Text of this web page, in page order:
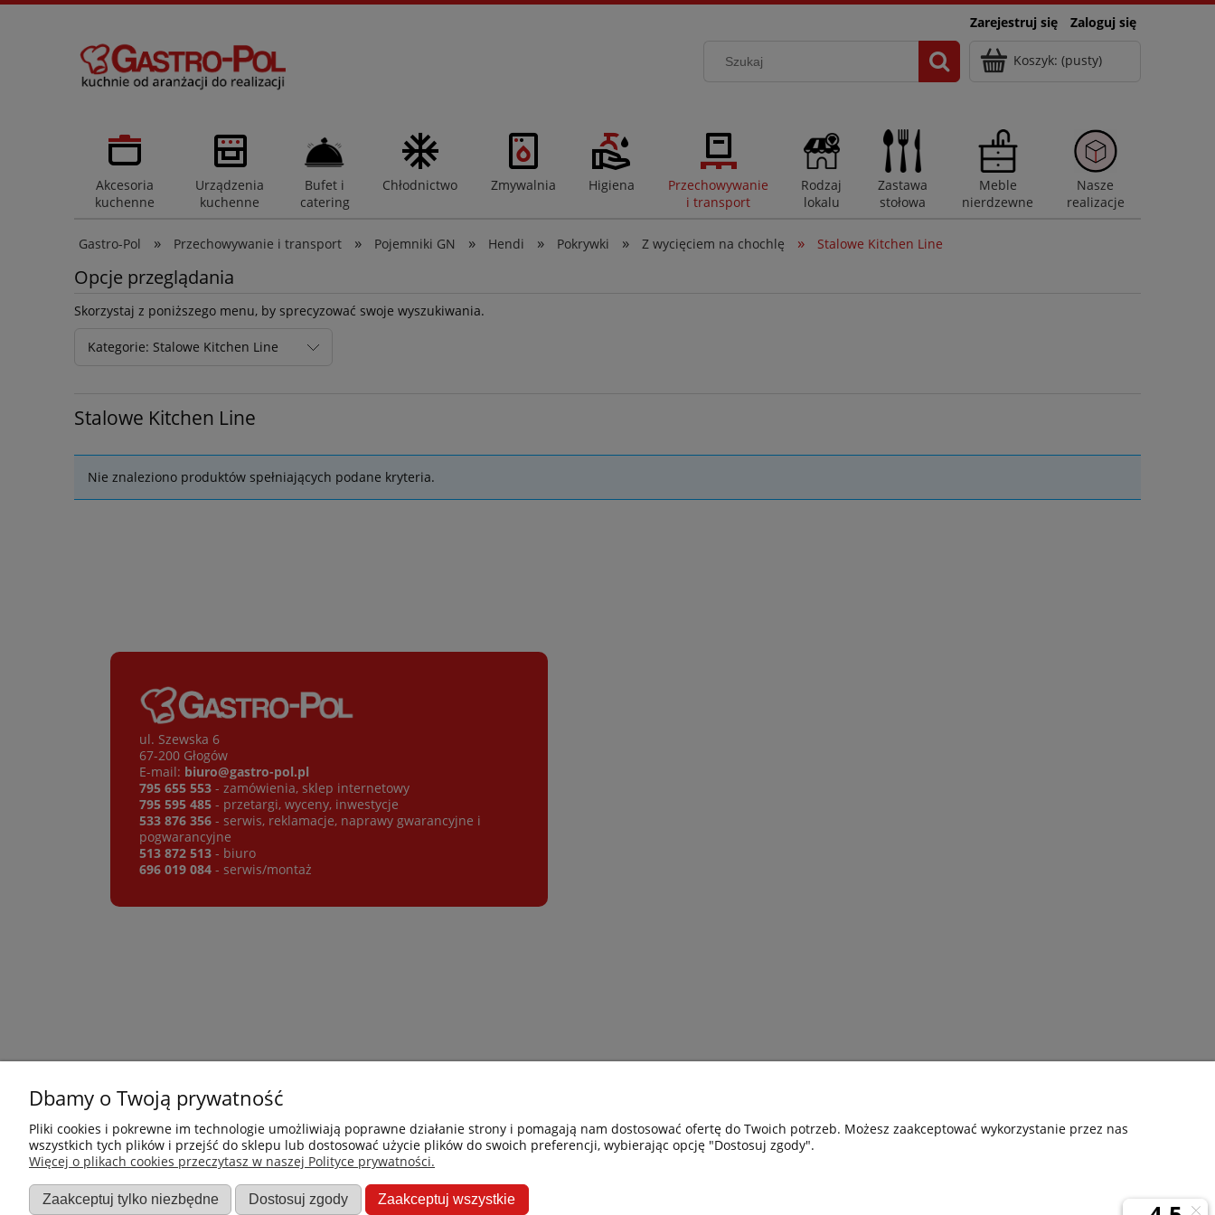
Zarejestruj się Zaloguj się
Koszyk: (pusty)
Akcesoria
kuchenne
Urządzenia
kuchenne
Bufet i
catering
Chłodnictwo Zmywalnia Higiena
Przechowywanie
i transport
Rodzaj
lokalu
Zastawa
stołowa
Meble
nierdzewne
Nasze
realizacje
Gastro-Pol » Przechowywanie i transport » Pojemniki GN » Hendi » Pokrywki » Z wycięciem na chochlę » Stalowe Kitchen Line
Opcje przeglądania
Skorzystaj z poniższego menu, by sprecyzować swoje wyszukiwania.
Kategorie: Stalowe Kitchen Line
Stalowe Kitchen Line
Nie znaleziono produktów spełniających podane kryteria.
ul. Szewska 6
67-200 Głogów
E-mail: biuro@gastro-pol.pl
795 655 553 - zamówienia, sklep internetowy
795 595 485 - przetargi, wyceny, inwestycje
533 876 356 - serwis, reklamacje, naprawy gwarancyjne i
pogwarancyjne
513 872 513 - biuro
696 019 084 - serwis/montaż
Jak kupować?
Nowości
Dane firmy
Facebook
Ceneo
Twoje zamówienia
Dbamy o Twoją prywatność
Pliki cookies i pokrewne im technologie umożliwiają poprawne działanie strony i pomagają nam dostosować ofertę do Twoich potrzeb. Możesz zaakceptować wykorzystanie przez nas
wszystkich tych plików i przejść do sklepu lub dostosować użycie plików do swoich preferencji, wybierając opcję "Dostosuj zgody".
Więcej o plikach cookies przeczytasz w naszej Polityce prywatności.
Zaakceptuj tylko niezbędne Dostosuj zgody Zaakceptuj wszystkie